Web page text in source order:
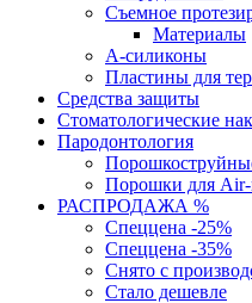
Съемное
Материалы
А-силиконы
Пластины для
Средства защиты
Стоматологические
Пародонтология
Порошки для Air-
РАСПРОДАЖА %
Спеццена -25%
Спеццена -35%
Снято с
Стало дешевле